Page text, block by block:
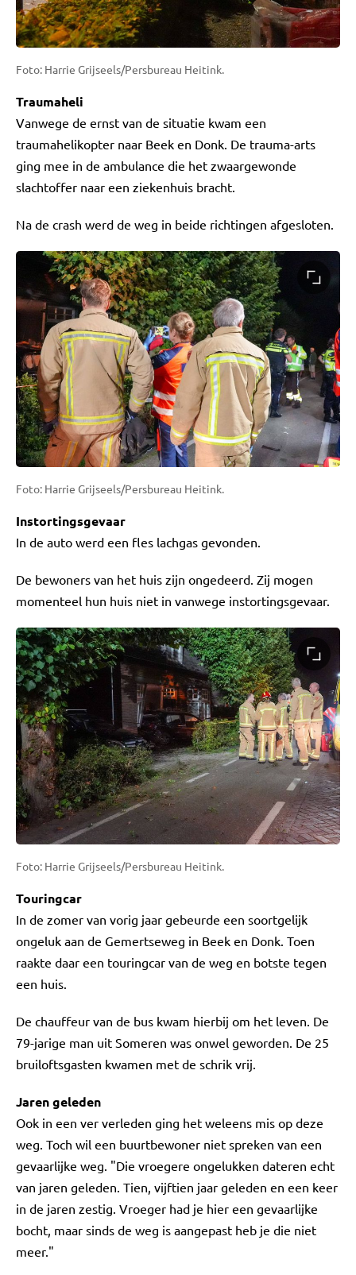
Foto: Harrie Grijseels/Persbureau Heitink.
Traumaheli
Vanwege de ernst van de situatie kwam een
traumahelikopter naar Beek en Donk. De trauma-arts
ging mee in de ambulance die het zwaargewonde
slachtoffer naar een ziekenhuis bracht.
Na de crash werd de weg in beide richtingen afgesloten.
Foto: Harrie Grijseels/Persbureau Heitink.
Instortingsgevaar
In de auto werd een fles lachgas gevonden.
De bewoners van het huis zijn ongedeerd. Zij mogen
momenteel hun huis niet in vanwege instortingsgevaar.
Foto: Harrie Grijseels/Persbureau Heitink.
Touringcar
In de zomer van vorig jaar gebeurde een soortgelijk
ongeluk aan de Gemertseweg in Beek en Donk. Toen
raakte daar een touringcar van de weg en botste tegen
een huis.
De chauffeur van de bus kwam hierbij om het leven. De
79-jarige man uit Someren was onwel geworden. De 25
bruiloftsgasten kwamen met de schrik vrij.
Jaren geleden
Ook in een ver verleden ging het weleens mis op deze
weg. Toch wil een buurtbewoner niet spreken van een
gevaarlijke weg. "Die vroegere ongelukken dateren echt
van jaren geleden. Tien, vijftien jaar geleden en een keer
in de jaren zestig. Vroeger had je hier een gevaarlijke
bocht, maar sinds de weg is aangepast heb je die niet
meer."